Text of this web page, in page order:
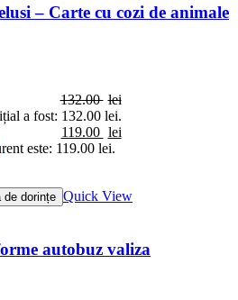
– Carte cu cozi de animale
132.00 lei
a fost: 132.00 lei.
119.00 lei
este: 119.00 lei.
de dorințe Quick View
autobuz valiza